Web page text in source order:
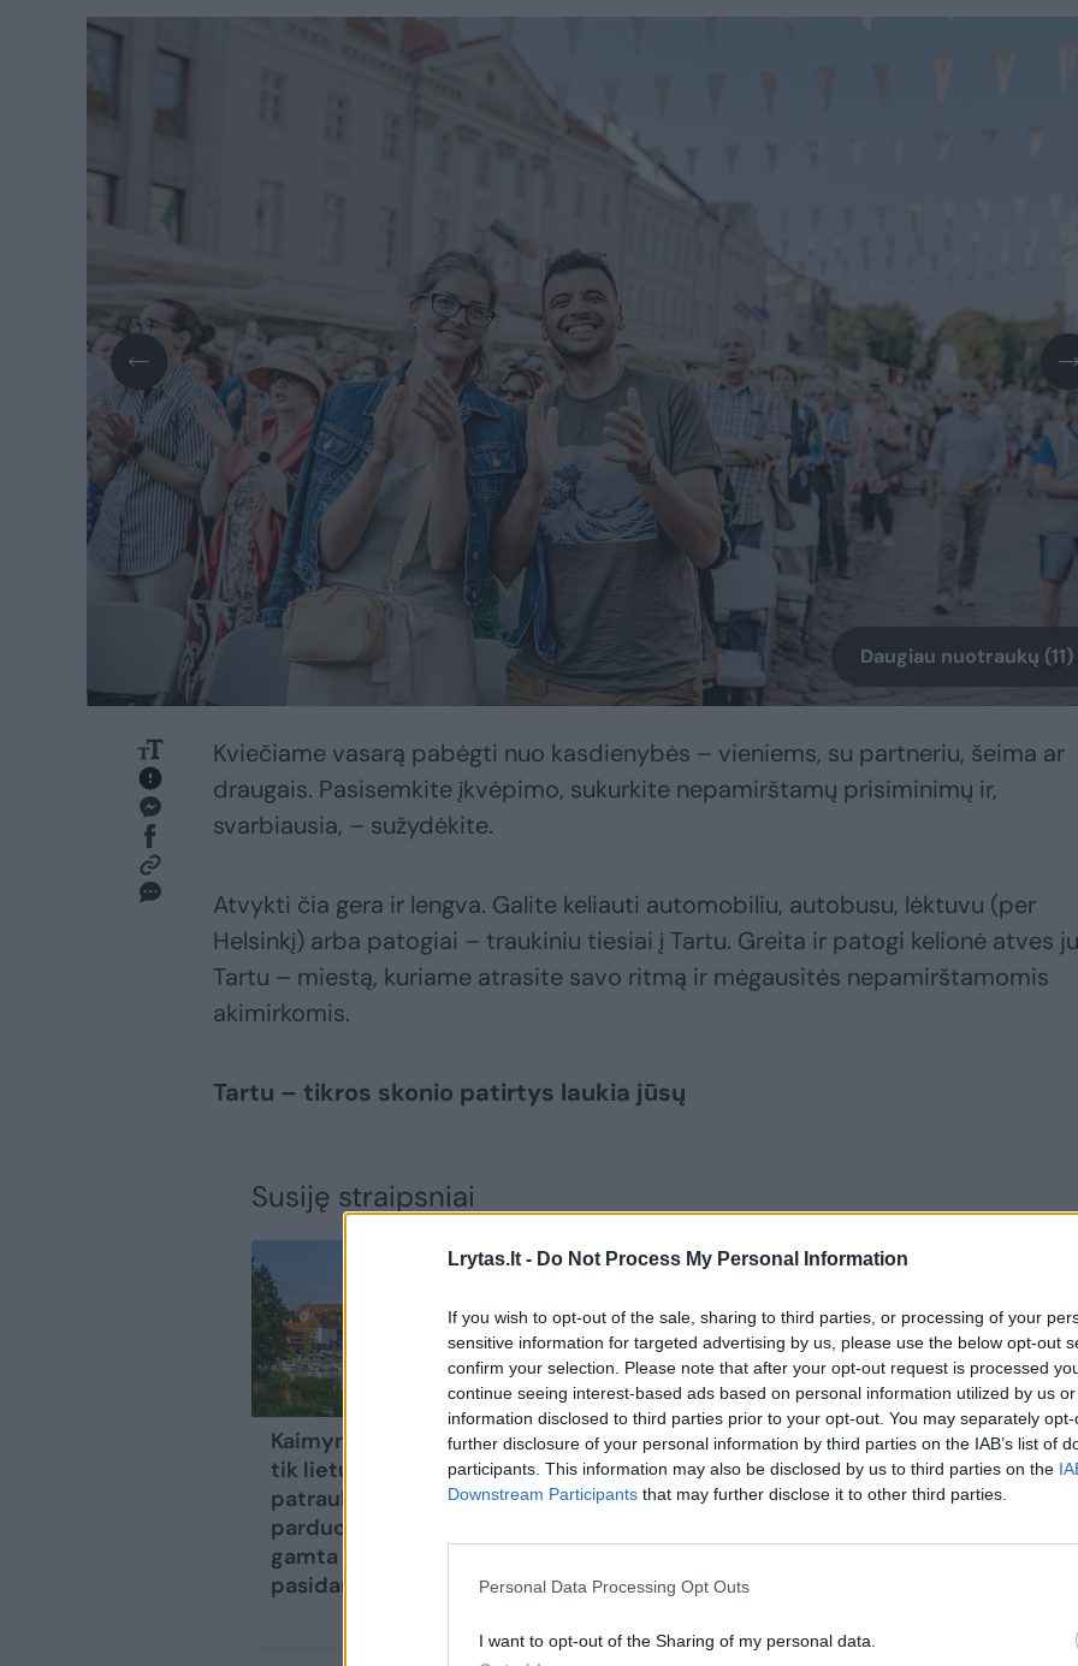
Lrytas.lt - Do Not Process My Personal Information
If you wish to opt-out of the sale, sharing to third parties, or processing of your
sensitive information for targeted advertising by us, please use the below opt-out
confirm your selection. Please note that after your opt-out request is processed
continue seeing interest-based ads based on personal information utilized by us
information disclosed to third parties prior to your opt-out. You may separately
further disclosure of your personal information by third parties on the IAB’s list of
participants. This information may also be disclosed by us to third parties on the
Downstream Participants that may further disclose it to other third parties.
Personal Data Processing Opt Outs
I want to opt-out of the Sharing of my personal data.
Daugiau nuotraukų (11)
Kviečiame vasarą pabėgti nuo kasdienybės – vieniems, su partneriu, šeima ar
draugais. Pasisemkite įkvėpimo, sukurkite nepamirštamų prisiminimų ir,
svarbiausia, – sužydėkite.
Atvykti čia gera ir lengva. Galite keliauti automobiliu, autobusu, lėktuvu (per
Helsinkį) arba patogiai – traukiniu tiesiai į Tartu. Greita ir patogi kelionė atves
Tartu – miestą, kuriame atrasite savo ritmą ir mėgausitės nepamirštamomis
akimirkomis.
Tartu – tikros skonio patirtys laukia jūsų
Susiję straipsniai
Kaimynystėje – ne
tik lietuviams
patrauklios
parduotuvės, ten ir
gamta nuoširdžiai
pasidarbavo
Dar vienas Lietuvos
rekordas! A.
Valujavičius oficialiai
įkopusiu į Everestą
Pasivaikščiojimas –
toks pat patrauklus
kaip šokolado